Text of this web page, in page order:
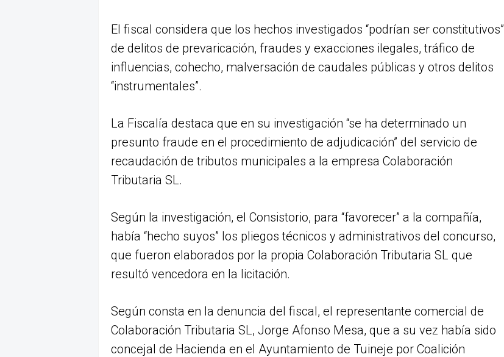
El fiscal considera que los hechos investigados “podrían ser constitutivos”
de delitos de prevaricación, fraudes y exacciones ilegales, tráfico de
influencias, cohecho, malversación de caudales públicas y otros delitos
“instrumentales”.
La Fiscalía destaca que en su investigación “se ha determinado un
presunto fraude en el procedimiento de adjudicación” del servicio de
recaudación de tributos municipales a la empresa Colaboración
Tributaria SL.
Según la investigación, el Consistorio, para “favorecer” a la compañía,
había “hecho suyos” los pliegos técnicos y administrativos del concurso,
que fueron elaborados por la propia Colaboración Tributaria SL que
resultó vencedora en la licitación.
Según consta en la denuncia del fiscal, el representante comercial de
Colaboración Tributaria SL, Jorge Afonso Mesa, que a su vez había sido
concejal de Hacienda en el Ayuntamiento de Tuineje por Coalición